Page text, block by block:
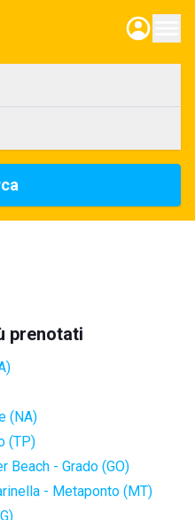
prenotati
(NA)
(TP)
Beach - Grado (GO)
- Metaponto (MT)